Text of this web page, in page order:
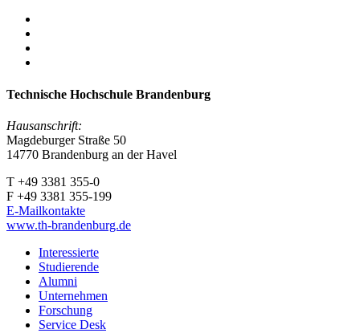
Technische Hochschule Brandenburg
Hausanschrift:
Magdeburger Straße 50
14770 Brandenburg an der Havel
T +49 3381 355-0
F +49 3381 355-199
E-Mailkontakte
www.th-brandenburg.de
Interessierte
Studierende
Alumni
Unternehmen
Forschung
Service Desk